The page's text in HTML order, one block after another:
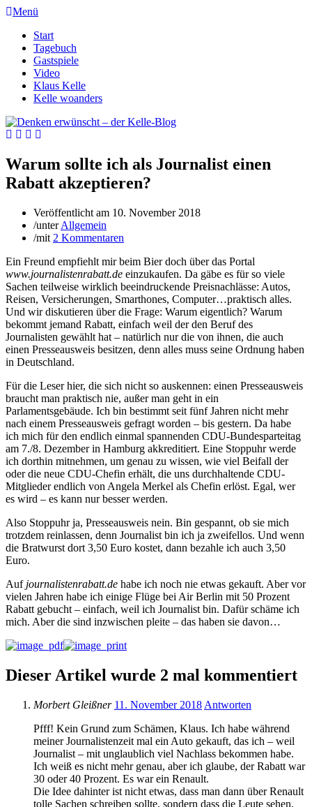
Menü
Start
Tagebuch
Gastspiele
Video
Klaus Kelle
Kelle woanders
Warum sollte ich als Journalist einen
Rabatt akzeptieren?
Veröffentlicht am 10. November 2018
/unterAllgemein
/mit 2 Kommentaren
Ein Freund empfiehlt mir beim Bier doch über das Portal
www.journalistenrabatt.de einzukaufen. Da gäbe es für so viele
Sachen teilweise wirklich beeindruckende Preisnachlässe: Autos,
Reisen, Versicherungen, Smarthones, Computer…praktisch alles.
Und wir diskutieren über die Frage: Warum eigentlich? Warum
bekommt jemand Rabatt, einfach weil der den Beruf des
Journalisten gewählt hat – natürlich nur die von ihnen, die auch
einen Presseausweis besitzen, denn alles muss seine Ordnung haben
in Deutschland.
Für die Leser hier, die sich nicht so auskennen: einen Presseausweis
braucht man praktisch nie, außer man geht in ein
Parlamentsgebäude. Ich bin bestimmt seit fünf Jahren nicht mehr
nach einem Presseausweis gefragt worden – bis gestern. Da habe
ich mich für den endlich einmal spannenden CDU-Bundesparteitag
am 7./8. Dezember in Hamburg akkreditiert. Eine Stoppuhr werde
ich dorthin mitnehmen, um genau zu wissen, wie viel Beifall der
oder die neue CDU-Chefin erhält, die uns durchhaltende CDU-
Mitglieder endlich von Angela Merkel als Chefin erlöst. Egal, wer
es wird – es kann nur besser werden.
Also Stoppuhr ja, Presseausweis nein. Bin gespannt, ob sie mich
trotzdem reinlassen, denn Journalist bin ich ja zweifellos. Und wenn
die Bratwurst dort 3,50 Euro kostet, dann bezahle ich auch 3,50
Euro.
Auf journalistenrabatt.de habe ich noch nie etwas gekauft. Aber vor
vielen Jahren habe ich einige Flüge bei Air Berlin mit 50 Prozent
Rabatt gebucht – einfach, weil ich Journalist bin. Dafür schäme ich
mich. Aber die sind inzwischen pleite – das haben sie davon…
Dieser Artikel wurde 2 mal kommentiert
Morbert Gleißner 11. November 2018 Antworten
Pfff! Kein Grund zum Schämen, Klaus. Ich habe während
meiner Journalistenzeit mal ein Auto gekauft, das ich – weil
Journalist – mit unglaublich viel Nachlass bekommen habe.
Ich weiß es nicht mehr genau, aber ich glaube, der Rabatt war
30 oder 40 Prozent. Es war ein Renault.
Die Idee dahinter ist nicht etwas, dass man dann über Renault
tolle Sachen schreiben sollte, sondern dass die Leute sehen,